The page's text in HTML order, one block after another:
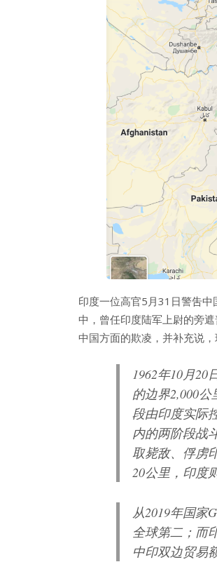
印度一位高官5月31日警吿中
中，曾任印度陆军上尉的旁
中国方面的欺凌，并补充说，
1962年10月
的边界2,000
段由印度实际
内的两阶段战
取毙敌、俘虏
20公里，印度
从2019年国家
全球第二；而
中印双边贸易